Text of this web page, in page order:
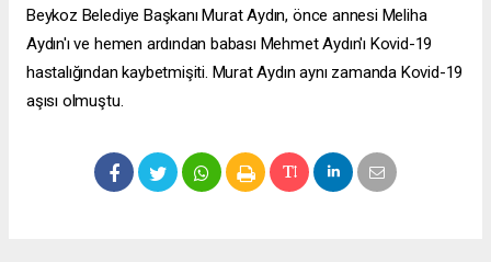
Beykoz Belediye Başkanı Murat Aydın, önce annesi Meliha
Aydın'ı ve hemen ardından babası Mehmet Aydın'ı Kovid-19
hastalığından kaybetmişiti. Murat Aydın aynı zamanda Kovid-19
aşısı olmuştu.